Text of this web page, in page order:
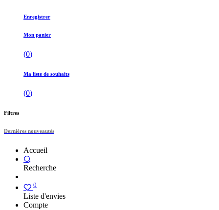
Enregistrer
Mon panier
(0)
Ma liste de souhaits
(0)
Filtres
Dernières nouveautés
Accueil
Recherche
0
Liste d'envies
Compte